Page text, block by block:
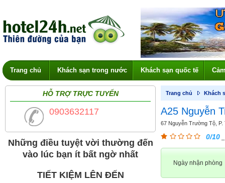
Trang chủ Khách sạn trong nước Khách sạn quốc tế
HỖ TRỢ TRỰC TUYẾN
0903632117
Những điều tuyệt vời thường đến
vào lúc bạn ít bất ngờ nhất
TIẾT KIỆM LÊN ĐẾN
Trang chủ Khách
A25 Nguyễn
67 Nguyễn Trường Tộ,
0/10
Ngày nhận phòng